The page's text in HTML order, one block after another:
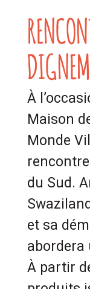
À
Maison
Monde
du Sud.
et sa
À partir